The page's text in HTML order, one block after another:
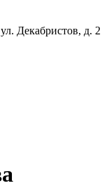
Декабристов, д. 2